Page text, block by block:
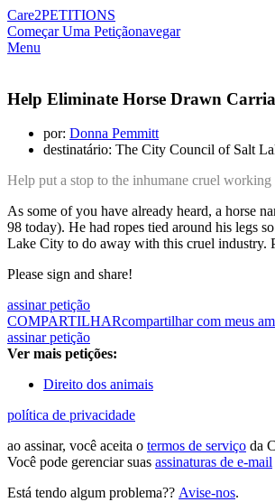
Care2PETITIONS
Começar Uma Petiçãonavegar
Menu
Help Eliminate Horse Drawn
por: Donna Pemmitt
destinatário: The City Council of Salt
Help put a stop to the inhumane cruel
As some of you have already heard, a horse
98 today). He had ropes tied around his legs
Lake City to do away with this cruel industry.
Please sign and share!
assinar petição
COMPARTILHARcompartilhar com meus
assinar petição
Ver mais petições:
Direito dos animais
política de privacidade
ao assinar, você aceita o termos de serviço da
Você pode gerenciar suas assinaturas de e-mail
Está tendo algum problema?? Avise-nos.